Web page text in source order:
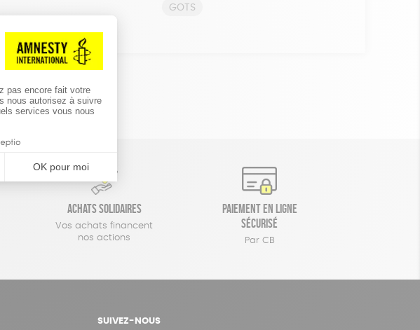
GOTS
Achats solidaires
Vos achats financent
nos actions
Paiement en ligne
sécurisé
Par CB
SUIVEZ-NOUS